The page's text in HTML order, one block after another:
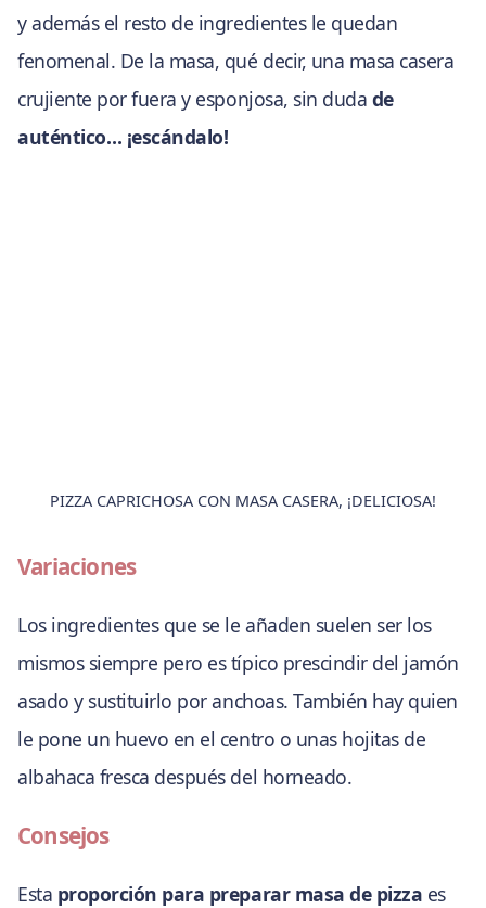
y además el resto de ingredientes le quedan
fenomenal. De la masa, qué decir, una masa casera
crujiente por fuera y esponjosa, sin duda de
auténtico… ¡escándalo!
PIZZA CAPRICHOSA CON MASA CASERA, ¡DELICIOSA!
Variaciones
Los ingredientes que se le añaden suelen ser los
mismos siempre pero es típico prescindir del jamón
asado y sustituirlo por anchoas. También hay quien
le pone un huevo en el centro o unas hojitas de
albahaca fresca después del horneado.
Consejos
Esta proporción para preparar masa de pizza es